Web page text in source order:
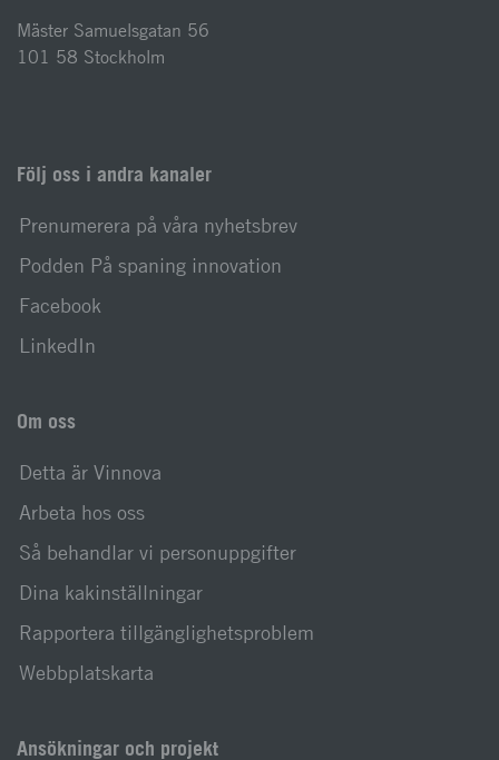
Mäster Samuelsgatan 56
101 58 Stockholm
Följ oss i andra kanaler
Prenumerera på våra nyhetsbrev
Podden På spaning innovation
Facebook
LinkedIn
Om oss
Detta är Vinnova
Arbeta hos oss
Så behandlar vi personuppgifter
Dina kakinställningar
Rapportera tillgänglighetsproblem
Webbplatskarta
Ansökningar och projekt